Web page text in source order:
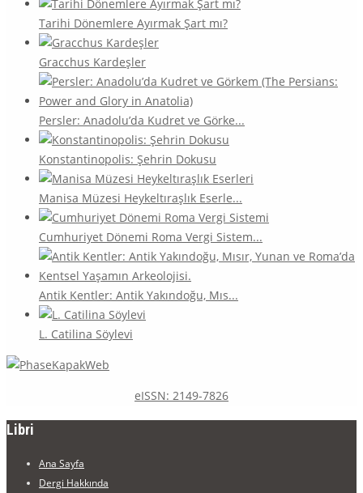
Tarihi Dönemlere Ayırmak Şart mı?
Gracchus Kardeşler
Persler: Anadolu’da Kudret ve Görke...
Konstantinopolis: Şehrin Dokusu
Manisa Müzesi Heykeltıraşlık Eserle...
Cumhuriyet Dönemi Roma Vergi Sistem...
Antik Kentler: Antik Yakındoğu, Mıs...
L. Catilina Söylevi
eISSN: 2149-7826
Libri
Ana Sayfa
Dergi Hakkında